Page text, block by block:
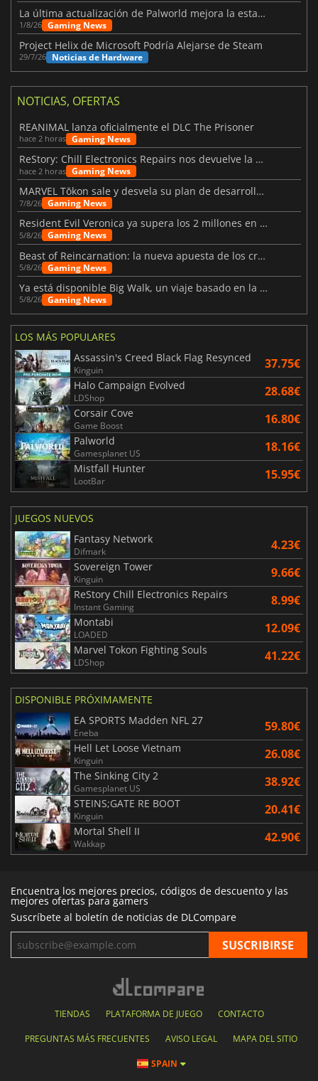
La última actualización de Palworld mejora la estabilidad
1/8/26 Gaming News
Project Helix de Microsoft Podría Alejarse de Steam
29/7/26 Noticias de Hardware
NOTICIAS, OFERTAS
REANIMAL lanza oficialmente el DLC The Prisoner
hace 2 horas Gaming News
ReStory: Chill Electronics Repairs nos devuelve la nostalgia de los 2000
hace 2 horas Gaming News
MARVEL Tōkon sale y desvela su plan de desarrollo para el primer año
7/8/26 Gaming News
Resident Evil Veronica ya supera los 2 millones en listas de deseados
5/8/26 Gaming News
Beast of Reincarnation: la nueva apuesta de los creadores de Pokémon
5/8/26 Gaming News
Ya está disponible Big Walk, un viaje basado en la amistad
5/8/26 Gaming News
LOS MÁS POPULARES
Assassin's Creed Black Flag Resynced
Kinguin 37.75€
Halo Campaign Evolved
LDShop 28.68€
Corsair Cove
Game Boost 16.80€
Palworld
Gamesplanet US 18.16€
Mistfall Hunter
LootBar 15.95€
JUEGOS NUEVOS
Fantasy Network
Difmark 4.23€
Sovereign Tower
Kinguin 9.66€
ReStory Chill Electronics Repairs
Instant Gaming 8.99€
Montabi
LOADED 12.09€
Marvel Tokon Fighting Souls
LDShop 41.22€
DISPONIBLE PRÓXIMAMENTE
EA SPORTS Madden NFL 27
Eneba 59.80€
Hell Let Loose Vietnam
Kinguin 26.08€
The Sinking City 2
Gamesplanet US 38.92€
STEINS;GATE RE BOOT
Kinguin 20.41€
Mortal Shell II
Wakkap 42.90€
Encuentra los mejores precios, códigos de descuento y las
mejores ofertas para gamers
Suscríbete al boletín de noticias de DLCompare
TIENDAS PLATAFORMA DE JUEGO CONTACTO
PREGUNTAS MÁS FRECUENTES AVISO LEGAL MAPA DEL SITIO
SPAIN